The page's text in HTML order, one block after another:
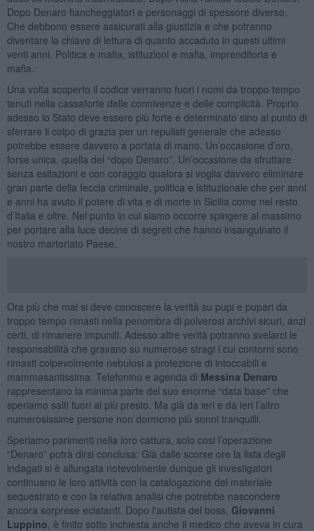
Dopo Denaro fiancheggiatori e personaggi di spessore diverso.
Che debbono essere assicurati alla giustizia e che potranno
diventare la chiave di lettura di quanto accaduto in questi ultimi
venti anni. Politica e mafia, istituzioni e mafia, imprenditoria e
mafia.
Una volta scoperto il codice verranno fuori i nomi da troppo tempo
tenuti nella cassaforte delle connivenze e delle complicità. Proprio
adesso lo Stato deve essere più forte e determinato sino al punto di
sferrare il colpo di grazia per un repulisti generale che adesso
potrebbe essere davvero a portata di mano. Un’occasione d’oro,
forse unica, quella del “dopo Denaro”. Un’occasione da sfruttare
senza esitazioni e con coraggio qualora si voglia davvero eliminare
gran parte della feccia criminale, politica e istituzionale che per anni
e anni ha avuto il potere di vita e di morte in Sicilia come nel resto
d’Italia e oltre. Nel punto in cui siamo occorre spingere al massimo
per portare alla luce decine di segreti che hanno insanguinato il
nostro martoriato Paese.
Ora più che mai si deve conoscere la verità su pupi e pupari da
troppo tempo rimasti nella penombra di polverosi archivi sicuri, anzi
certi, di rimanere impuniti. Adesso altre verità potranno svelarci le
responsabilità che gravano su numerose stragi i cui contorni sono
rimasti colpevolmente nebulosi a protezione di intoccabili e
mammasantissima. Telefonino e agenda di Messina Denaro
rappresentano la minima parte del suo enorme “data base” che
speriamo salti fuori al più presto. Ma già da ieri e da ieri l’altro
numerosissime persone non dormono più sonni tranquilli.
Speriamo parimenti nella loro cattura, solo cosi l’operazione
“Denaro” potrà dirsi conclusa: Già dalle scorse ore la lista degli
indagati si è allungata notevolmente dunque gli investigatori
continuano le loro attività con la catalogazione del materiale
sequestrato e con la relativa analisi che potrebbe nascondere
ancora sorprese eclatanti. Dopo l'autista del boss, Giovanni
Luppino , è finito sotto inchiesta anche il medico che aveva in cura